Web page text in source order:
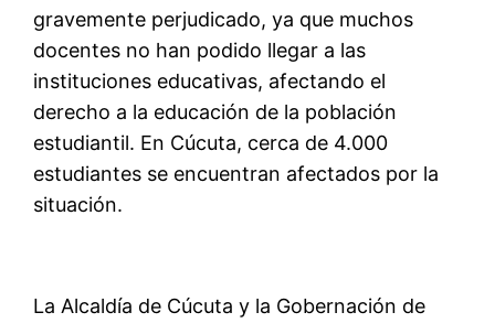
gravemente perjudicado, ya que muchos
docentes no han podido llegar a las
instituciones educativas, afectando el
derecho a la educación de la población
estudiantil. En Cúcuta, cerca de 4.000
estudiantes se encuentran afectados por la
situación.
La Alcaldía de Cúcuta y la Gobernación de